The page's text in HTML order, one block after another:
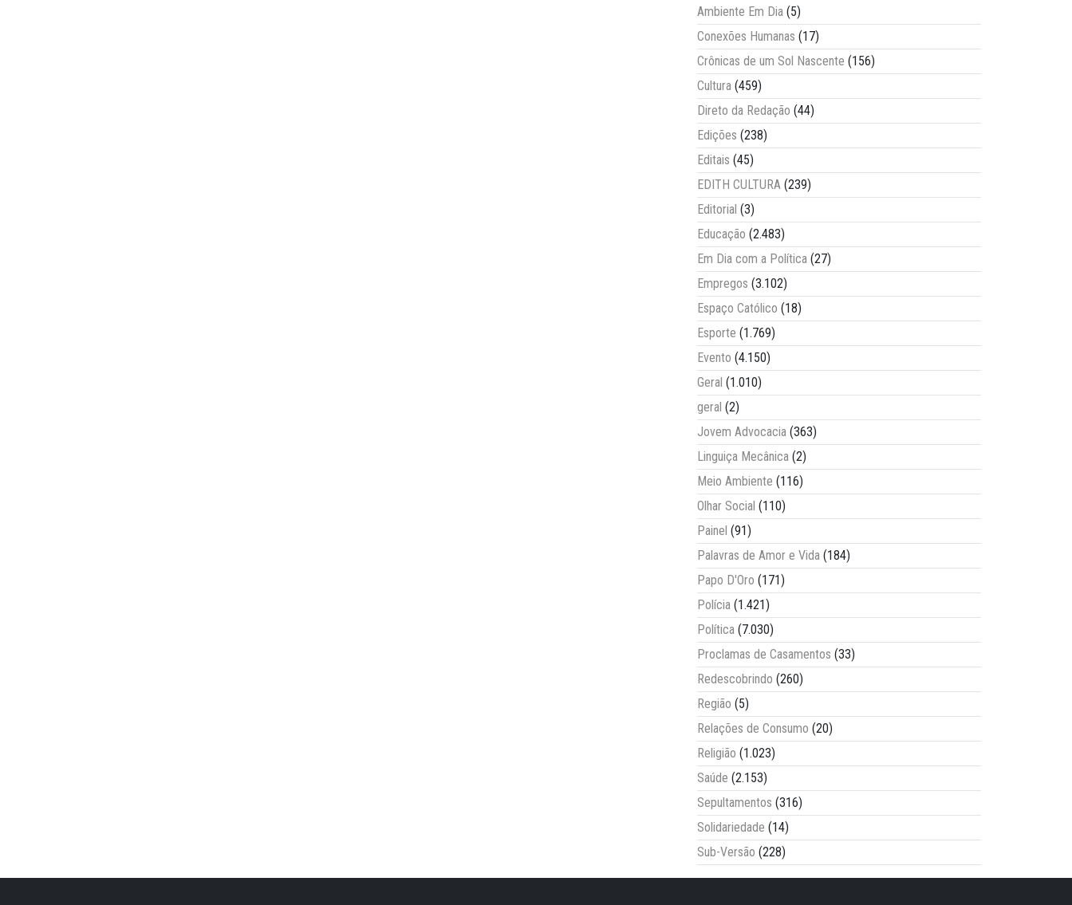
Ambiente Em Dia (5)
Conexões Humanas (17)
Crônicas de um Sol Nascente (156)
Cultura (459)
Direto da Redação (44)
Edições (238)
Editais (45)
EDITH CULTURA (239)
Editorial (3)
Educação (2.483)
Em Dia com a Política (27)
Empregos (3.102)
Espaço Católico (18)
Esporte (1.769)
Evento (4.150)
Geral (1.010)
geral (2)
Jovem Advocacia (363)
Linguiça Mecânica (2)
Meio Ambiente (116)
Olhar Social (110)
Painel (91)
Palavras de Amor e Vida (184)
Papo D'Oro (171)
Polícia (1.421)
Política (7.030)
Proclamas de Casamentos (33)
Redescobrindo (260)
Região (5)
Relações de Consumo (20)
Religião (1.023)
Saúde (2.153)
Sepultamentos (316)
Solidariedade (14)
Sub-Versão (228)